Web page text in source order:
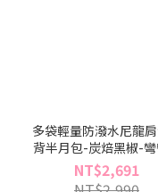
多袋輕量防潑水尼龍
背半月包-炭焙黑椒-
列(BX96502-49)
NT$2,691